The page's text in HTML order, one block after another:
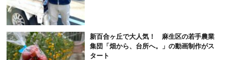
新百合ヶ丘で大人気！ 麻生区の若手農業
集団「畑から、台所へ。」の動画制作がス
タート